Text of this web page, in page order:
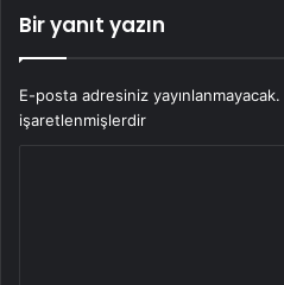
Bir yanıt yazın
E-posta adresiniz yayınlanmayacak.
işaretlenmişlerdir